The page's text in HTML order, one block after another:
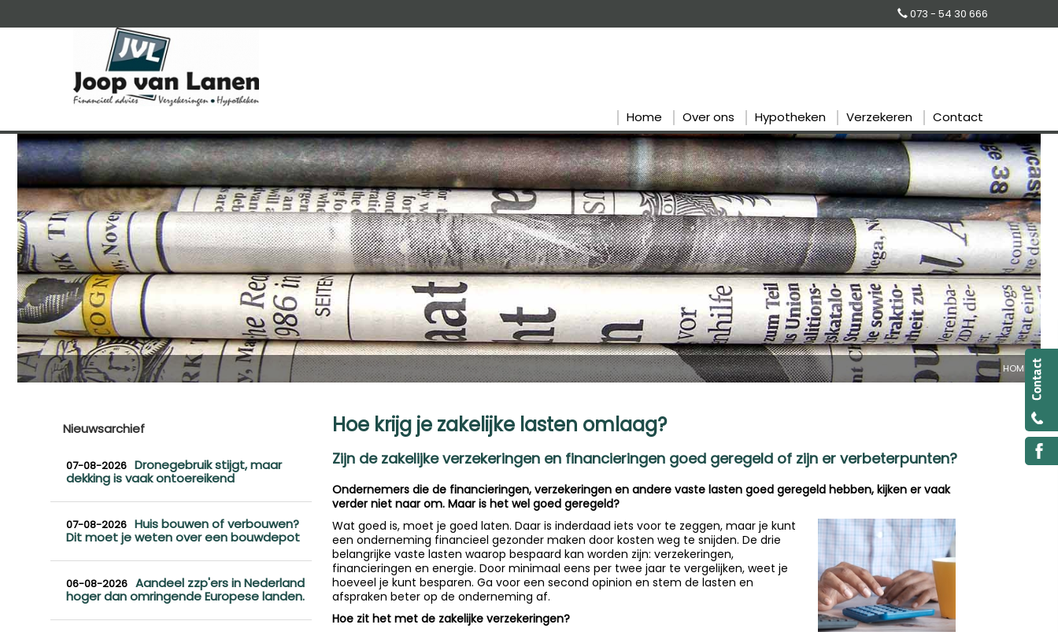
073 - 54 30 666
Home Over ons Hypotheken Verzekeren Contact
HOME
Nieuwsarchief
07-08-2026 Dronegebruik stijgt, maar
dekking is vaak ontoereikend
07-08-2026 Huis bouwen of verbouwen?
Dit moet je weten over een bouwdepot
06-08-2026 Aandeel zzp'ers in Nederland
hoger dan omringende Europese landen.
Hoe krijg je zakelijke lasten omlaag?
Zijn de zakelijke verzekeringen en financieringen goed geregeld of zijn er verbeterpunten?
Ondernemers die de financieringen, verzekeringen en andere vaste lasten goed geregeld hebben, kijken er vaak
verder niet naar om. Maar is het wel goed geregeld?
Wat goed is, moet je goed laten. Daar is inderdaad iets voor te zeggen, maar je kunt
een onderneming financieel gezonder maken door kosten weg te snijden. De drie
belangrijke vaste lasten waarop bespaard kan worden zijn: verzekeringen,
financieringen en energie. Door minimaal eens per twee jaar te vergelijken, weet je
hoeveel je kunt besparen. Ga voor een second opinion en stem de lasten en
afspraken beter op de onderneming af.
Hoe zit het met de zakelijke verzekeringen?